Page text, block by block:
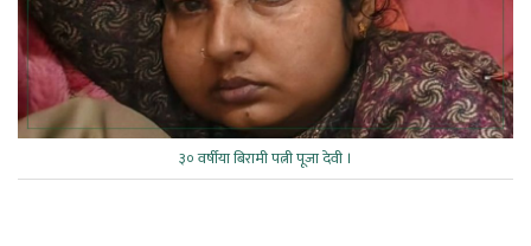
३० वर्षीया बिरामी पत्नी पूजा देवी ।